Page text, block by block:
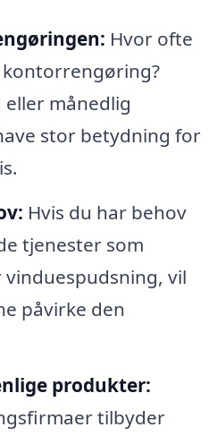
Hvor ofte
månedlig
stor betydning for
Hvis du har behov
tjenester som
vil
påvirke den
produkter:
tilbyder